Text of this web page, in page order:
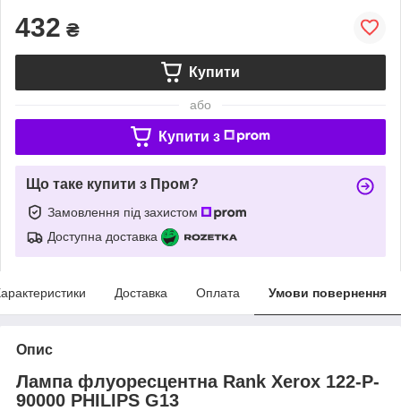
432 ₴
Купити
або
Купити з
Що таке купити з Пром?
Замовлення під захистом
Доступна доставка
Доставка Оплата Умови повернення
Опис
Лампа флуоресцентна Rank Xerox 122-P-
90000 PHILIPS G13